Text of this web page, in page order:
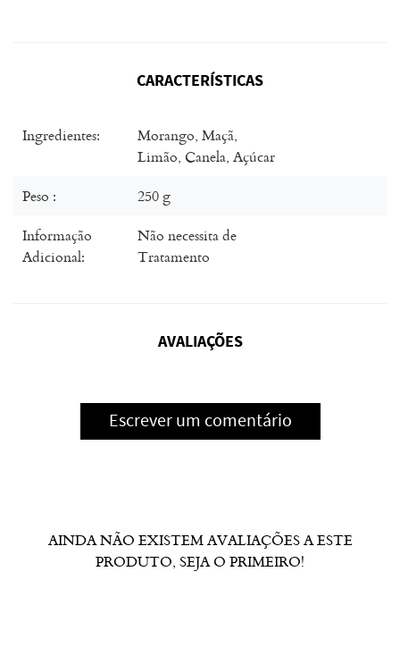
CARACTERÍSTICAS
Ingredientes:
Morango, Maçã,
Limão, Canela, Açúcar
Peso :
250 g
Informação
Adicional:
Não necessita de
Tratamento
AVALIAÇÕES
Escrever um comentário
AINDA NÃO EXISTEM AVALIAÇÕES A ESTE
PRODUTO, SEJA O PRIMEIRO!